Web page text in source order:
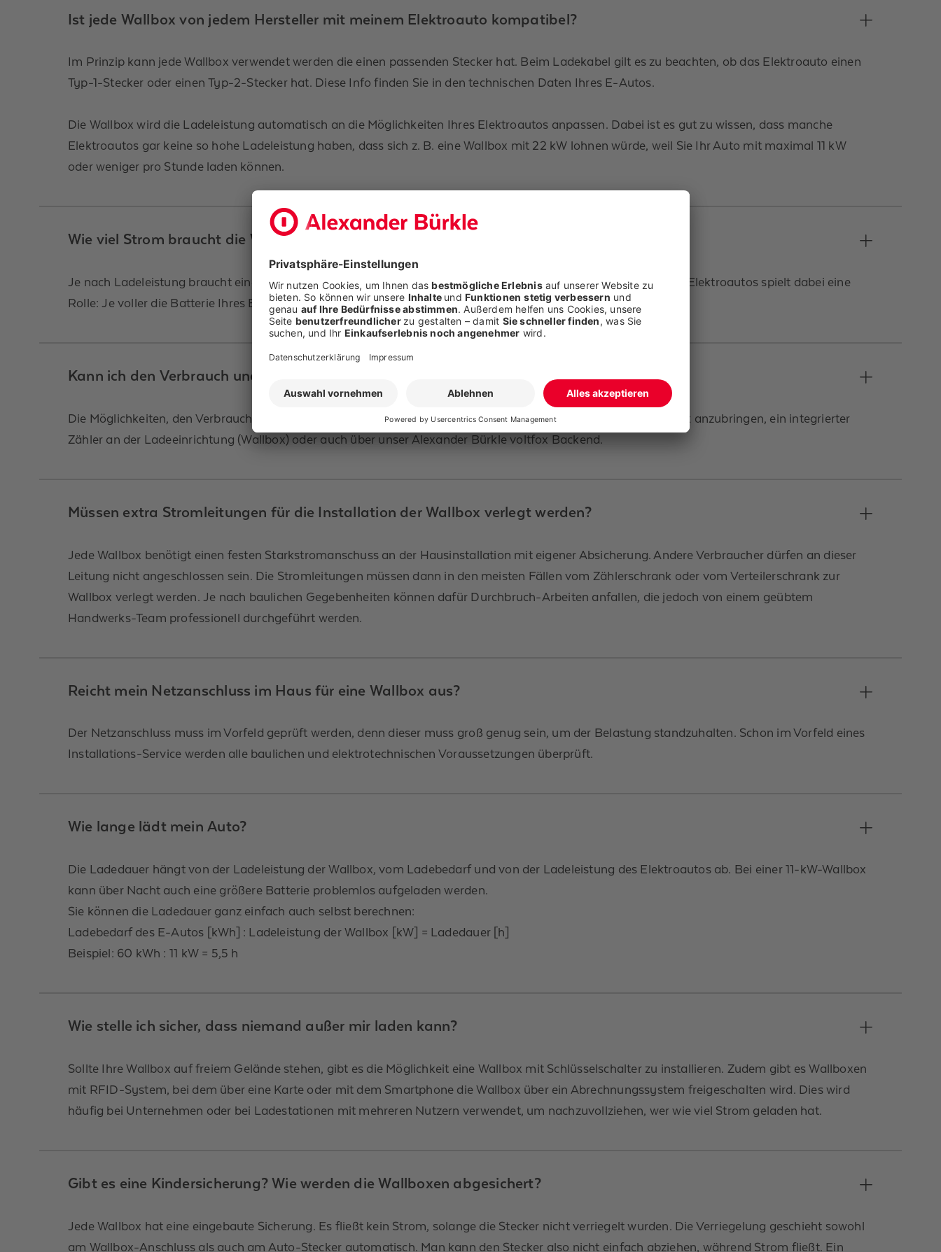
Ist jede Wallbox von jedem Hersteller mit meinem Elektroauto kompatibel?
Im Prinzip kann jede Wallbox verwendet werden die einen passenden Stecker hat. Beim Ladekabel gilt es zu beachten, ob das Elektroauto einen
Typ-1-Stecker oder einen Typ-2-Stecker hat. Diese Info finden Sie in den technischen Daten Ihres E-Autos.
Die Wallbox wird die Ladeleistung automatisch an die Möglichkeiten Ihres Elektroautos anpassen. Dabei ist es gut zu wissen, dass manche
Elektroautos gar keine so hohe Ladeleistung haben, dass sich z. B. eine Wallbox mit 22 kW lohnen würde, weil Sie Ihr Auto mit maximal 11 kW
oder weniger pro Stunde laden können.
Wie viel Strom braucht die Wallbox?
Je nach Ladeleistung braucht eine Wallbox zwischen 3,7 bis 22 kW pro Stunde. Auch der aktuelle Ladestand des Elektroautos spielt dabei eine
Rolle: Je voller die Batterie Ihres Elektroautos ist, umso langsamer wird sie laden.
Kann ich den Verbrauch und die Kosten nachvollziehen?
Die Möglichkeiten, den Verbrauch im Blick zu behalten, ist, einen eigenen Zähler für die Wallbox im Zählerschrank anzubringen, ein integrierter
Zähler an der Ladeeinrichtung (Wallbox) oder auch über unser Alexander Bürkle voltfox Backend.
Müssen extra Stromleitungen für die Installation der Wallbox verlegt werden?
Jede Wallbox benötigt einen festen Starkstromanschuss an der Hausinstallation mit eigener Absicherung. Andere Verbraucher dürfen an dieser
Leitung nicht angeschlossen sein. Die Stromleitungen müssen dann in den meisten Fällen vom Zählerschrank oder vom Verteilerschrank zur
Wallbox verlegt werden. Je nach baulichen Gegebenheiten können dafür Durchbruch-Arbeiten anfallen, die jedoch von einem geübtem
Handwerks-Team professionell durchgeführt werden.
Reicht mein Netzanschluss im Haus für eine Wallbox aus?
Der Netzanschluss muss im Vorfeld geprüft werden, denn dieser muss groß genug sein, um der Belastung standzuhalten. Schon im Vorfeld eines
Installations-Service werden alle baulichen und elektrotechnischen Voraussetzungen überprüft.
Wie lange lädt mein Auto?
Die Ladedauer hängt von der Ladeleistung der Wallbox, vom Ladebedarf und von der Ladeleistung des Elektroautos ab. Bei einer 11-kW-Wallbox
kann über Nacht auch eine größere Batterie problemlos aufgeladen werden.
Sie können die Ladedauer ganz einfach auch selbst berechnen:
Ladebedarf des E-Autos [kWh] : Ladeleistung der Wallbox [kW] = Ladedauer [h]
Beispiel: 60 kWh : 11 kW = 5,5 h
Wie stelle ich sicher, dass niemand außer mir laden kann?
Sollte Ihre Wallbox auf freiem Gelände stehen, gibt es die Möglichkeit eine Wallbox mit Schlüsselschalter zu installieren. Zudem gibt es Wallboxen
mit RFID-System, bei dem über eine Karte oder mit dem Smartphone die Wallbox über ein Abrechnungssystem freigeschalten wird. Dies wird
häufig bei Unternehmen oder bei Ladestationen mit mehreren Nutzern verwendet, um nachzuvollziehen, wer wie viel Strom geladen hat.
Gibt es eine Kindersicherung? Wie werden die Wallboxen abgesichert?
Jede Wallbox hat eine eingebaute Sicherung. Es fließt kein Strom, solange die Stecker nicht verriegelt wurden. Die Verriegelung geschieht sowohl
am Wallbox-Anschluss als auch am Auto-Stecker automatisch. Man kann den Stecker also nicht einfach abziehen, während Strom fließt. Ein